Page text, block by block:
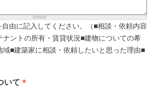
由に記入してください。（■相談・依頼内容
ントの所有・賃貸状況■建物についての希
■建築家に相談・依頼したいと思った理由■
いて *